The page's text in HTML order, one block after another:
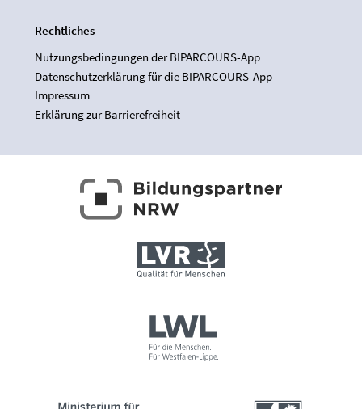
Rechtliches
Nutzungsbedingungen der BIPARCOURS-App
Datenschutzerklärung für die BIPARCOURS-App
Impressum
Erklärung zur Barrierefreiheit